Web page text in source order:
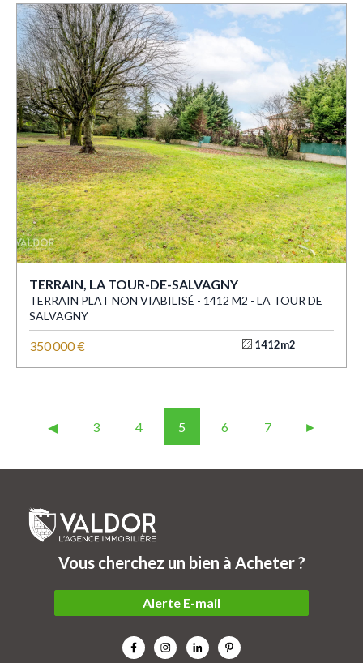
TERRAIN, LA TOUR-DE-SALVAGNY
TERRAIN PLAT NON VIABILISÉ - 1412 M2 - LA TOUR DE
SALVAGNY
350 000 € 1412m2
◀︎ 3 4 5 6 7 ►
Vous cherchez un bien à Acheter ?
Alerte E-mail